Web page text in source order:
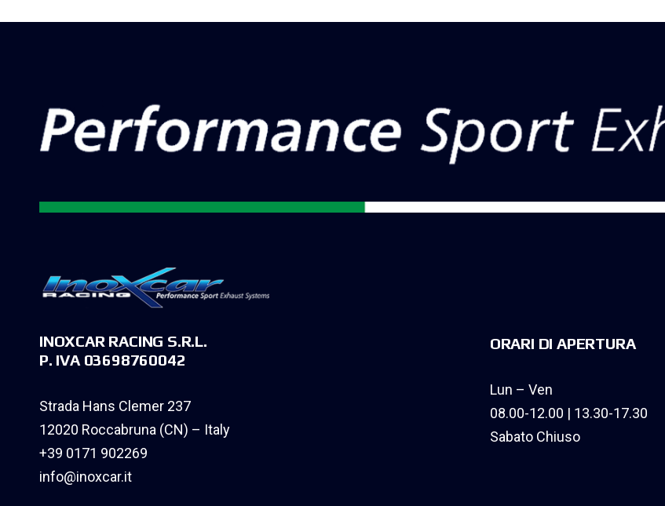
INOXCAR RACING S.R.L.
P. IVA 03698760042
Strada Hans Clemer 237
12020 Roccabruna (CN) – Italy
+39 0171 902269
info@inoxcar.it
ORARI DI APERTURA
Lun – Ven
08.00-12.00 | 13.30-17.30
Sabato Chiuso